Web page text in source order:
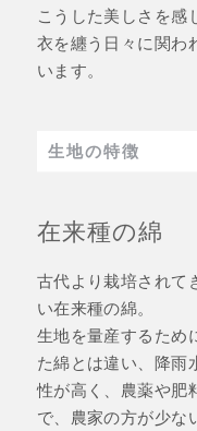
こうした美しさを感
衣を纏う日々に関わ
います。
生地の特徴
在来種の綿
古代より栽培されて
い在来種の綿。
生地を量産するため
た綿とは違い、降雨
性が高く、農薬や肥
で、農家の方が少な